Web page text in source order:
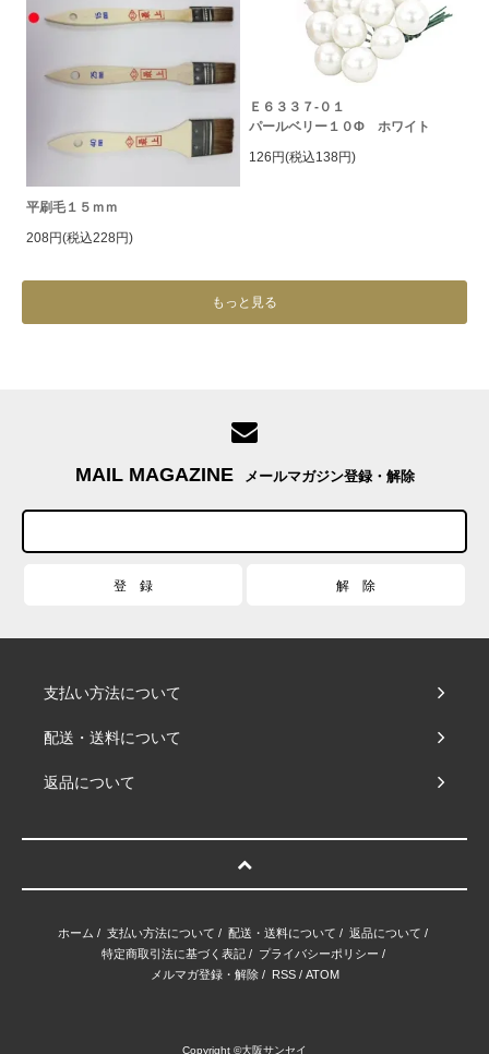
平刷毛１５ｍｍ
208円(税込228円)
Ｅ６３３７-０１
パールベリー１０Φ ホワイト
126円(税込138円)
もっと見る
MAIL MAGAZINE メールマガジン登録・解除
支払い方法について
配送・送料について
返品について
ホーム / 支払い方法について / 配送・送料について / 返品について /
特定商取引法に基づく表記/ プライバシーポリシー /
メルマガ登録・解除/ RSS/ ATOM
Copyright ©大阪サンセイ